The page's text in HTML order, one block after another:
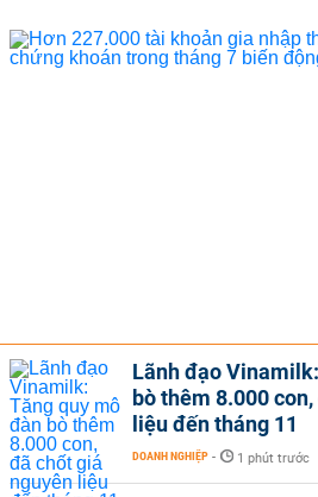
Lãnh đạo
bò thêm 8.000
liệu đến tháng 11
DOANH NGHIỆP - 1 phút trước